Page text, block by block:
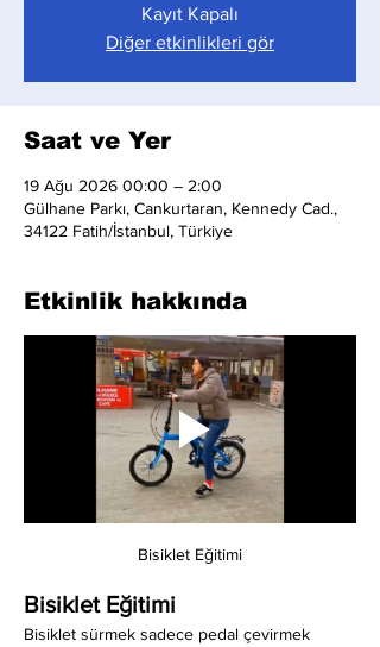
Kayıt Kapalı
Diğer etkinlikleri gör
Saat ve Yer
19 Ağu 2026 00:00 – 2:00
Gülhane Parkı, Cankurtaran, Kennedy Cad.,
34122 Fatih/İstanbul, Türkiye
Etkinlik hakkında
Bisiklet Eğitimi
Bisiklet Eğitimi
Bisiklet sürmek sadece pedal çevirmek